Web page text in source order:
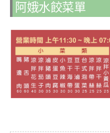
阿娥水餃菜單